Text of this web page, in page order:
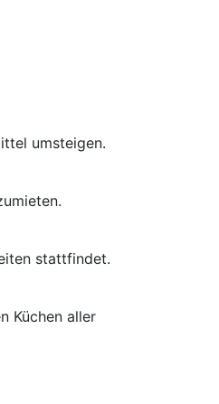
umsteigen.
stattfindet.
Küchen aller